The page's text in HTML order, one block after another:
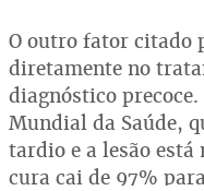
O outro fator citado
diretamente no
diagnóstico
Mundial da Saúde,
tardio e a lesão está
cura cai de 97%